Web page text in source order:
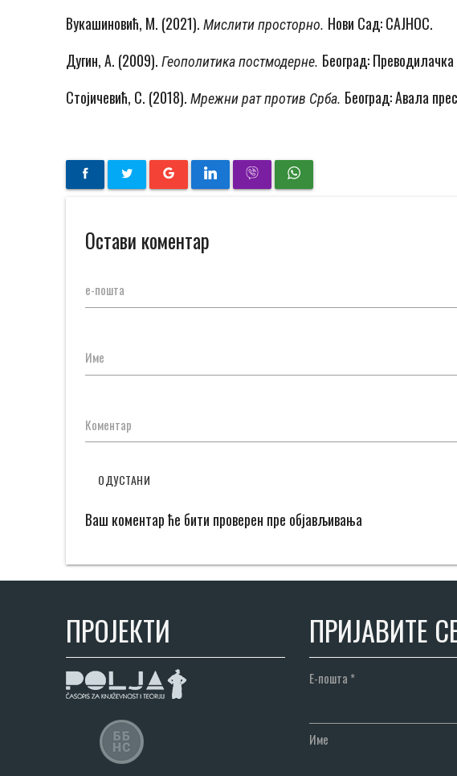
Вукашиновић, М. (2021).Мислити просторно. Нови Сад: САЈНОС.
Дугин, А. (2009).Геополитика постмодерне. Београд:
Стојичевић, С. (2018).Мрежни рат против Срба. Београд: Авала
Остави коментар
е-пошта
Име
Коментар
ОДУСТАНИ
Ваш коментар ће бити проверен пре објављивања
ПРОЈЕКТИ ПРИЈАВИТЕ
Е-пошта *
Име